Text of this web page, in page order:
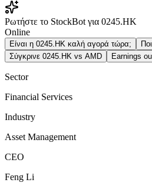
Ρωτήστε το StockBot για 0245.HK
Online
Είναι η 0245.HK καλή αγορά τώρα;
Σύγκρινε 0245.HK vs AMD
Earnings
Sector
Financial Services
Industry
Asset Management
CEO
Feng Li